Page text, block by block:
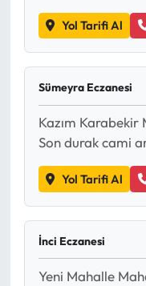
Yol Tarifi Al
Sümeyra Eczanesi
Kazım Karabekir
Son durak cami
Yol Tarifi Al
İnci Eczanesi
Yeni Mahalle